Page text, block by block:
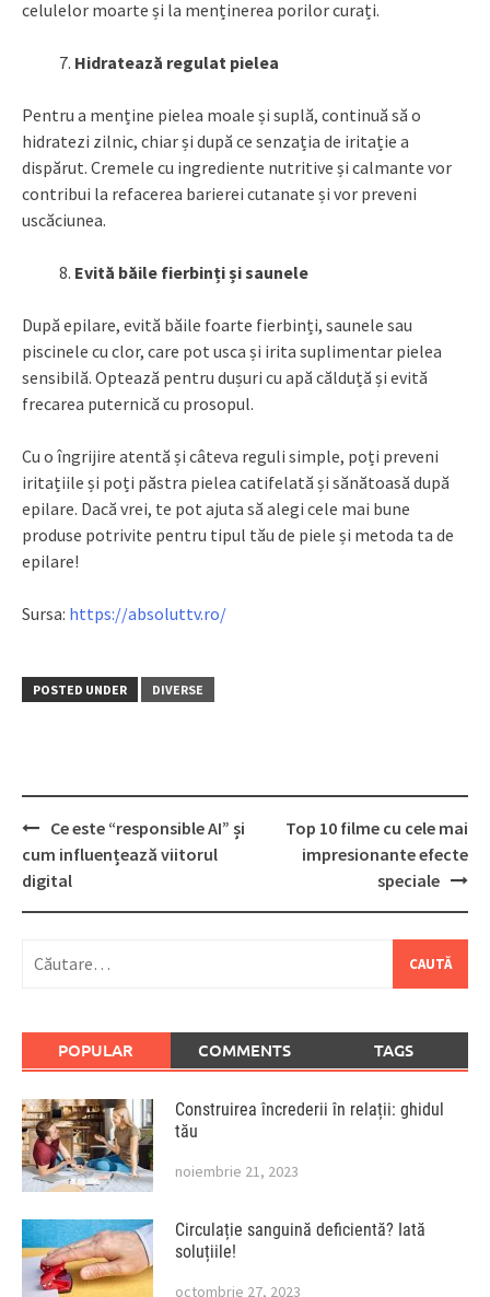
celulelor moarte și la menținerea porilor curați.
Hidratează regulat pielea
Pentru a menține pielea moale și suplă, continuă să o
hidratezi zilnic, chiar și după ce senzația de iritație a
dispărut. Cremele cu ingrediente nutritive și calmante vor
contribui la refacerea barierei cutanate și vor preveni
uscăciunea.
Evită băile fierbinți și saunele
După epilare, evită băile foarte fierbinți, saunele sau
piscinele cu clor, care pot usca și irita suplimentar pielea
sensibilă. Optează pentru dușuri cu apă călduță și evită
frecarea puternică cu prosopul.
Cu o îngrijire atentă și câteva reguli simple, poți preveni
iritațiile și poți păstra pielea catifelată și sănătoasă după
epilare. Dacă vrei, te pot ajuta să alegi cele mai bune
produse potrivite pentru tipul tău de piele și metoda ta de
epilare!
Sursa: https://absoluttv.ro/
POSTED UNDER DIVERSE
Post
navigation
Ce este “responsible AI” și
cum influențează viitorul
digital
Top 10 filme cu cele mai
impresionante efecte
speciale
după:
POPULAR COMMENTS TAGS
Construirea încrederii în relații: ghidul
tău
noiembrie 21, 2023
Circulație sanguină deficientă? Iată
soluțiile!
octombrie 27, 2023